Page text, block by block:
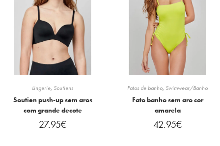
Lingerie, Soutiens
Soutien push-up sem aros
com grande decote
27.95€
Fatos de banho, Swimwear/Banho
Fato banho sem aro cor
amarela
42.95€